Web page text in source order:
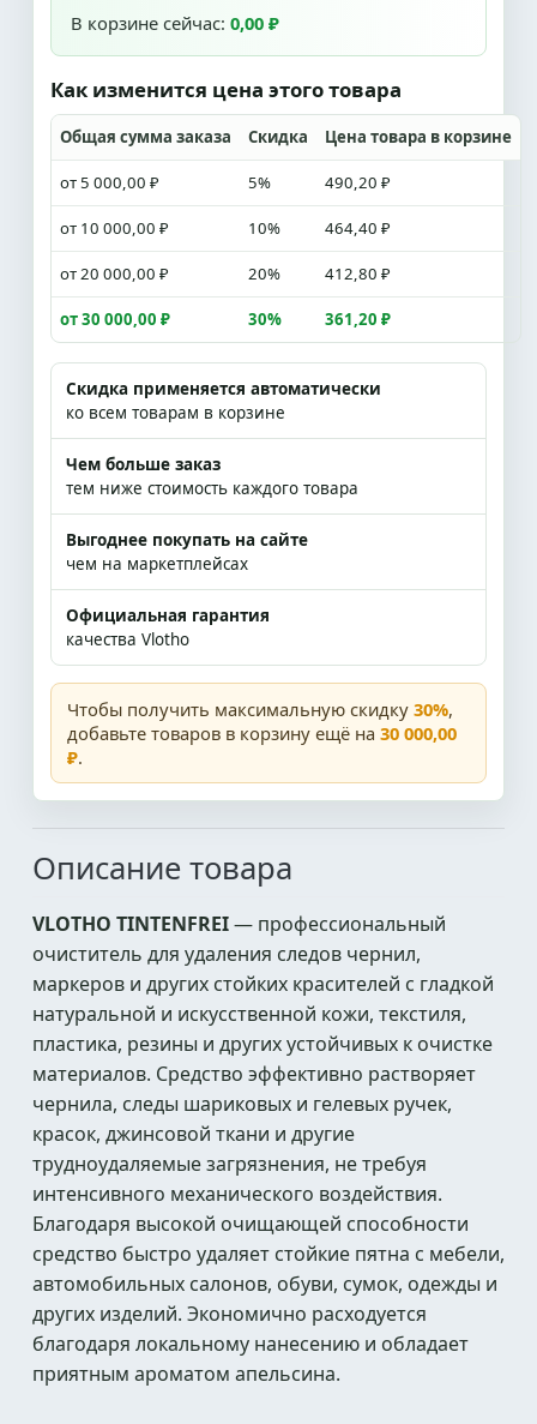
В корзине сейчас: 0,00 ₽
Как изменится цена этого товара
Общая сумма заказа Скидка Цена товара в корзине
от 5 000,00 ₽ 5% 490,20 ₽
от 10 000,00 ₽ 10% 464,40 ₽
от 20 000,00 ₽ 20% 412,80 ₽
от 30 000,00 ₽ 30% 361,20 ₽
Скидка применяется автоматически
ко всем товарам в корзине
Чем больше заказ
тем ниже стоимость каждого товара
Выгоднее покупать на сайте
чем на маркетплейсах
Официальная гарантия
качества Vlotho
Чтобы получить максимальную скидку 30%,
добавьте товаров в корзину ещё на 30 000,00
₽.
Описание товара
VLOTHO TINTENFREI— профессиональный
очиститель для удаления следов чернил,
маркеров и других стойких красителей с гладкой
натуральной и искусственной кожи, текстиля,
пластика, резины и других устойчивых к очистке
материалов. Средство эффективно растворяет
чернила, следы шариковых и гелевых ручек,
красок, джинсовой ткани и другие
трудноудаляемые загрязнения, не требуя
интенсивного механического воздействия.
Благодаря высокой очищающей способности
средство быстро удаляет стойкие пятна с мебели,
автомобильных салонов, обуви, сумок, одежды и
других изделий. Экономично расходуется
благодаря локальному нанесению и обладает
приятным ароматом апельсина.